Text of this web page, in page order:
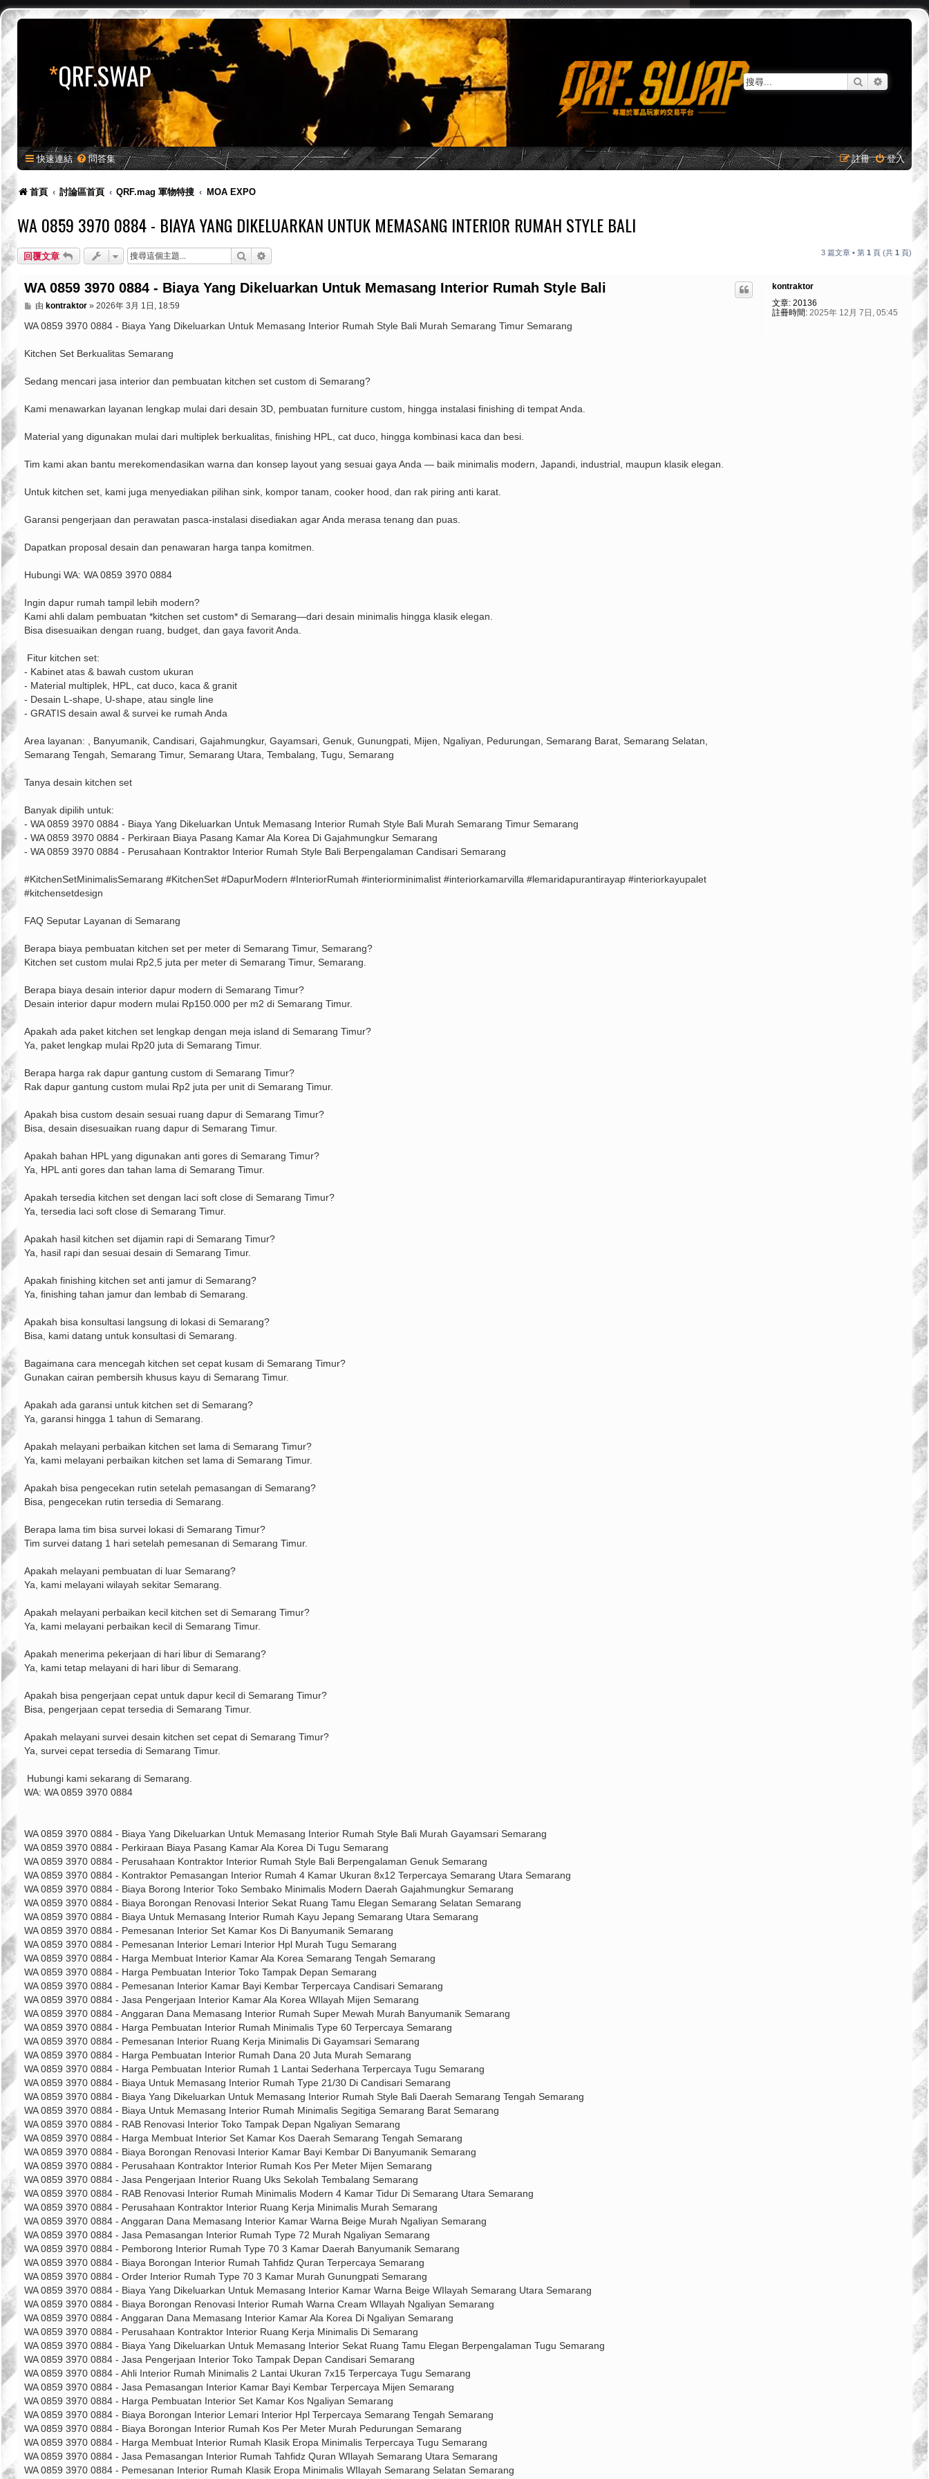
*QRF.SWAP 搜尋
快速連結 問答集 登入
註冊
首頁 討論區首頁 QRF.mag 軍物特搜 MOA EXPO
WA 0859 3970 0884 - BIAYA YANG DIKELUARKAN UNTUK MEMASANG INTERIOR RUMAH STYLE BALI
回覆文章 搜尋 3 篇文章 • 第 1 頁 (共 1 頁)
kontraktor
文章: 20136
註冊時間: 2025年 12月 7日, 05:45
WA 0859 3970 0884 - Biaya Yang Dikeluarkan Untuk Memasang Interior Rumah Style Bali
文
由 kontraktor» 2026年 3月 1日, 18:59
WA 0859 3970 0884 - Biaya Yang Dikeluarkan Untuk Memasang Interior Rumah Style Bali Murah Semarang Timur Semarang
Kitchen Set Berkualitas Semarang
Sedang mencari jasa interior dan pembuatan kitchen set custom di Semarang?
Kami menawarkan layanan lengkap mulai dari desain 3D, pembuatan furniture custom, hingga instalasi finishing di tempat Anda.
Material yang digunakan mulai dari multiplek berkualitas, finishing HPL, cat duco, hingga kombinasi kaca dan besi.
Tim kami akan bantu merekomendasikan warna dan konsep layout yang sesuai gaya Anda — baik minimalis modern, Japandi, industrial, maupun klasik elegan.
Untuk kitchen set, kami juga menyediakan pilihan sink, kompor tanam, cooker hood, dan rak piring anti karat.
Garansi pengerjaan dan perawatan pasca-instalasi disediakan agar Anda merasa tenang dan puas.
Dapatkan proposal desain dan penawaran harga tanpa komitmen.
Hubungi WA: WA 0859 3970 0884
Ingin dapur rumah tampil lebih modern?
Kami ahli dalam pembuatan *kitchen set custom* di Semarang—dari desain minimalis hingga klasik elegan.
Bisa disesuaikan dengan ruang, budget, dan gaya favorit Anda.
‍ Fitur kitchen set:
- Kabinet atas & bawah custom ukuran
- Material multiplek, HPL, cat duco, kaca & granit
- Desain L-shape, U-shape, atau single line
- GRATIS desain awal & survei ke rumah Anda
Area layanan: , Banyumanik, Candisari, Gajahmungkur, Gayamsari, Genuk, Gunungpati, Mijen, Ngaliyan, Pedurungan, Semarang Barat, Semarang Selatan,
Semarang Tengah, Semarang Timur, Semarang Utara, Tembalang, Tugu, Semarang
Tanya desain kitchen set
Banyak dipilih untuk:
- WA 0859 3970 0884 - Biaya Yang Dikeluarkan Untuk Memasang Interior Rumah Style Bali Murah Semarang Timur Semarang
- WA 0859 3970 0884 - Perkiraan Biaya Pasang Kamar Ala Korea Di Gajahmungkur Semarang
- WA 0859 3970 0884 - Perusahaan Kontraktor Interior Rumah Style Bali Berpengalaman Candisari Semarang
#KitchenSetMinimalisSemarang #KitchenSet #DapurModern #InteriorRumah #interiorminimalist #interiorkamarvilla #lemaridapurantirayap #interiorkayupalet
#kitchensetdesign
FAQ Seputar Layanan di Semarang
Berapa biaya pembuatan kitchen set per meter di Semarang Timur, Semarang?
Kitchen set custom mulai Rp2,5 juta per meter di Semarang Timur, Semarang.
Berapa biaya desain interior dapur modern di Semarang Timur?
Desain interior dapur modern mulai Rp150.000 per m2 di Semarang Timur.
Apakah ada paket kitchen set lengkap dengan meja island di Semarang Timur?
Ya, paket lengkap mulai Rp20 juta di Semarang Timur.
Berapa harga rak dapur gantung custom di Semarang Timur?
Rak dapur gantung custom mulai Rp2 juta per unit di Semarang Timur.
Apakah bisa custom desain sesuai ruang dapur di Semarang Timur?
Bisa, desain disesuaikan ruang dapur di Semarang Timur.
Apakah bahan HPL yang digunakan anti gores di Semarang Timur?
Ya, HPL anti gores dan tahan lama di Semarang Timur.
Apakah tersedia kitchen set dengan laci soft close di Semarang Timur?
Ya, tersedia laci soft close di Semarang Timur.
Apakah hasil kitchen set dijamin rapi di Semarang Timur?
Ya, hasil rapi dan sesuai desain di Semarang Timur.
Apakah finishing kitchen set anti jamur di Semarang?
Ya, finishing tahan jamur dan lembab di Semarang.
Apakah bisa konsultasi langsung di lokasi di Semarang?
Bisa, kami datang untuk konsultasi di Semarang.
Bagaimana cara mencegah kitchen set cepat kusam di Semarang Timur?
Gunakan cairan pembersih khusus kayu di Semarang Timur.
Apakah ada garansi untuk kitchen set di Semarang?
Ya, garansi hingga 1 tahun di Semarang.
Apakah melayani perbaikan kitchen set lama di Semarang Timur?
Ya, kami melayani perbaikan kitchen set lama di Semarang Timur.
Apakah bisa pengecekan rutin setelah pemasangan di Semarang?
Bisa, pengecekan rutin tersedia di Semarang.
Berapa lama tim bisa survei lokasi di Semarang Timur?
Tim survei datang 1 hari setelah pemesanan di Semarang Timur.
Apakah melayani pembuatan di luar Semarang?
Ya, kami melayani wilayah sekitar Semarang.
Apakah melayani perbaikan kecil kitchen set di Semarang Timur?
Ya, kami melayani perbaikan kecil di Semarang Timur.
Apakah menerima pekerjaan di hari libur di Semarang?
Ya, kami tetap melayani di hari libur di Semarang.
Apakah bisa pengerjaan cepat untuk dapur kecil di Semarang Timur?
Bisa, pengerjaan cepat tersedia di Semarang Timur.
Apakah melayani survei desain kitchen set cepat di Semarang Timur?
Ya, survei cepat tersedia di Semarang Timur.
️ Hubungi kami sekarang di Semarang.
WA: WA 0859 3970 0884
WA 0859 3970 0884 - Biaya Yang Dikeluarkan Untuk Memasang Interior Rumah Style Bali Murah Gayamsari Semarang
WA 0859 3970 0884 - Perkiraan Biaya Pasang Kamar Ala Korea Di Tugu Semarang
WA 0859 3970 0884 - Perusahaan Kontraktor Interior Rumah Style Bali Berpengalaman Genuk Semarang
WA 0859 3970 0884 - Kontraktor Pemasangan Interior Rumah 4 Kamar Ukuran 8x12 Terpercaya Semarang Utara Semarang
WA 0859 3970 0884 - Biaya Borong Interior Toko Sembako Minimalis Modern Daerah Gajahmungkur Semarang
WA 0859 3970 0884 - Biaya Borongan Renovasi Interior Sekat Ruang Tamu Elegan Semarang Selatan Semarang
WA 0859 3970 0884 - Biaya Untuk Memasang Interior Rumah Kayu Jepang Semarang Utara Semarang
WA 0859 3970 0884 - Pemesanan Interior Set Kamar Kos Di Banyumanik Semarang
WA 0859 3970 0884 - Pemesanan Interior Lemari Interior Hpl Murah Tugu Semarang
WA 0859 3970 0884 - Harga Membuat Interior Kamar Ala Korea Semarang Tengah Semarang
WA 0859 3970 0884 - Harga Pembuatan Interior Toko Tampak Depan Semarang
WA 0859 3970 0884 - Pemesanan Interior Kamar Bayi Kembar Terpercaya Candisari Semarang
WA 0859 3970 0884 - Jasa Pengerjaan Interior Kamar Ala Korea WIlayah Mijen Semarang
WA 0859 3970 0884 - Anggaran Dana Memasang Interior Rumah Super Mewah Murah Banyumanik Semarang
WA 0859 3970 0884 - Harga Pembuatan Interior Rumah Minimalis Type 60 Terpercaya Semarang
WA 0859 3970 0884 - Pemesanan Interior Ruang Kerja Minimalis Di Gayamsari Semarang
WA 0859 3970 0884 - Harga Pembuatan Interior Rumah Dana 20 Juta Murah Semarang
WA 0859 3970 0884 - Harga Pembuatan Interior Rumah 1 Lantai Sederhana Terpercaya Tugu Semarang
WA 0859 3970 0884 - Biaya Untuk Memasang Interior Rumah Type 21/30 Di Candisari Semarang
WA 0859 3970 0884 - Biaya Yang Dikeluarkan Untuk Memasang Interior Rumah Style Bali Daerah Semarang Tengah Semarang
WA 0859 3970 0884 - Biaya Untuk Memasang Interior Rumah Minimalis Segitiga Semarang Barat Semarang
WA 0859 3970 0884 - RAB Renovasi Interior Toko Tampak Depan Ngaliyan Semarang
WA 0859 3970 0884 - Harga Membuat Interior Set Kamar Kos Daerah Semarang Tengah Semarang
WA 0859 3970 0884 - Biaya Borongan Renovasi Interior Kamar Bayi Kembar Di Banyumanik Semarang
WA 0859 3970 0884 - Perusahaan Kontraktor Interior Rumah Kos Per Meter Mijen Semarang
WA 0859 3970 0884 - Jasa Pengerjaan Interior Ruang Uks Sekolah Tembalang Semarang
WA 0859 3970 0884 - RAB Renovasi Interior Rumah Minimalis Modern 4 Kamar Tidur Di Semarang Utara Semarang
WA 0859 3970 0884 - Perusahaan Kontraktor Interior Ruang Kerja Minimalis Murah Semarang
WA 0859 3970 0884 - Anggaran Dana Memasang Interior Kamar Warna Beige Murah Ngaliyan Semarang
WA 0859 3970 0884 - Jasa Pemasangan Interior Rumah Type 72 Murah Ngaliyan Semarang
WA 0859 3970 0884 - Pemborong Interior Rumah Type 70 3 Kamar Daerah Banyumanik Semarang
WA 0859 3970 0884 - Biaya Borongan Interior Rumah Tahfidz Quran Terpercaya Semarang
WA 0859 3970 0884 - Order Interior Rumah Type 70 3 Kamar Murah Gunungpati Semarang
WA 0859 3970 0884 - Biaya Yang Dikeluarkan Untuk Memasang Interior Kamar Warna Beige WIlayah Semarang Utara Semarang
WA 0859 3970 0884 - Biaya Borongan Renovasi Interior Rumah Warna Cream WIlayah Ngaliyan Semarang
WA 0859 3970 0884 - Anggaran Dana Memasang Interior Kamar Ala Korea Di Ngaliyan Semarang
WA 0859 3970 0884 - Perusahaan Kontraktor Interior Ruang Kerja Minimalis Di Semarang
WA 0859 3970 0884 - Biaya Yang Dikeluarkan Untuk Memasang Interior Sekat Ruang Tamu Elegan Berpengalaman Tugu Semarang
WA 0859 3970 0884 - Jasa Pengerjaan Interior Toko Tampak Depan Candisari Semarang
WA 0859 3970 0884 - Ahli Interior Rumah Minimalis 2 Lantai Ukuran 7x15 Terpercaya Tugu Semarang
WA 0859 3970 0884 - Jasa Pemasangan Interior Kamar Bayi Kembar Terpercaya Mijen Semarang
WA 0859 3970 0884 - Harga Pembuatan Interior Set Kamar Kos Ngaliyan Semarang
WA 0859 3970 0884 - Biaya Borongan Interior Lemari Interior Hpl Terpercaya Semarang Tengah Semarang
WA 0859 3970 0884 - Biaya Borongan Interior Rumah Kos Per Meter Murah Pedurungan Semarang
WA 0859 3970 0884 - Harga Membuat Interior Rumah Klasik Eropa Minimalis Terpercaya Tugu Semarang
WA 0859 3970 0884 - Jasa Pemasangan Interior Rumah Tahfidz Quran WIlayah Semarang Utara Semarang
WA 0859 3970 0884 - Pemesanan Interior Rumah Klasik Eropa Minimalis WIlayah Semarang Selatan Semarang